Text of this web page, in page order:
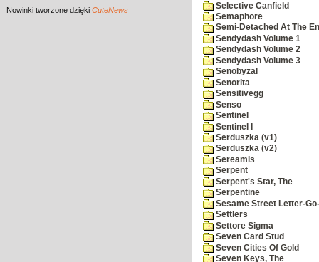
Nowinki tworzone dzięki CuteNews
Selective Canfield
Semaphore
Semi-Detached At The
Sendydash Volume 1
Sendydash Volume 2
Sendydash Volume 3
Senobyzal
Senorita
Sensitivegg
Senso
Sentinel
Sentinel I
Serduszka (v1)
Serduszka (v2)
Sereamis
Serpent
Serpent's Star, The
Serpentine
Sesame Street Letter-
Settlers
Settore Sigma
Seven Card Stud
Seven Cities Of Gold
Seven Keys, The